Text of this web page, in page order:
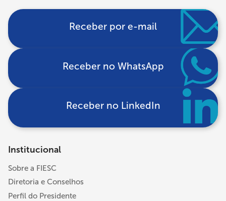
Receber por e-mail
Receber no WhatsApp
Receber no LinkedIn
Institucional
Sobre a FIESC
Diretoria e Conselhos
Perfil do Presidente